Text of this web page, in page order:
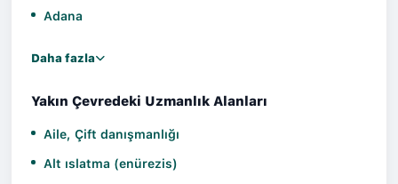
Adana
Daha fazla
Yakın Çevredeki Uzmanlık Alanları
Aile, Çift danışmanlığı
Alt ıslatma (enürezis)